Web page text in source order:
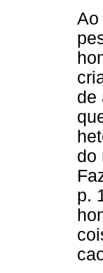
Ao
de
do
p.